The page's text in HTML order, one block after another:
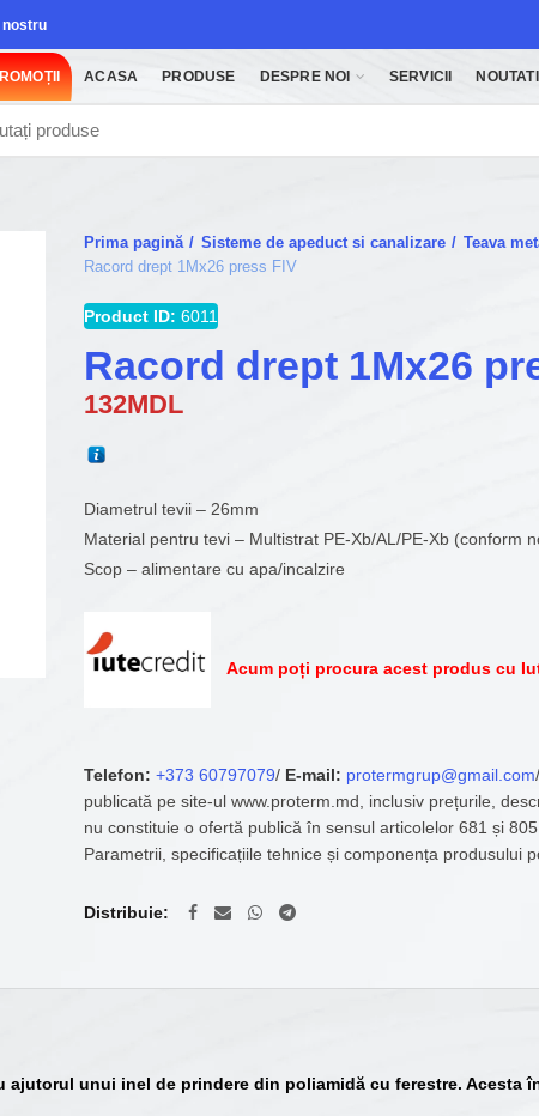
nostru
ACASA PRODUSE DESPRE NOI SERVICII NOUTATI
Prima pagină Sisteme de apeduct si canalizare Teava
Racord drept 1Mx26 press FIV
Product ID: 6011
Racord drept 1Mx26
132MDL
Diametrul tevii – 26mm
Material pentru tevi – Multistrat PE-Xb/AL/PE-Xb (conform
Scop – alimentare cu apa/incalzire
Acum poți procura acest produs cu
Telefon: +373 60797079/ E-mail: protermgrup@gmail.com
publicată pe site-ul www.proterm.md, inclusiv prețurile,
nu constituie o ofertă publică în sensul articolelor 681 și
Parametrii, specificațiile tehnice și componența produsului
Distribuie
unui inel de prindere din poliamidă cu ferestre. Acesta